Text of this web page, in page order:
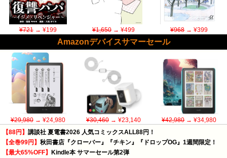
¥721→ ¥199 ¥1,650→ ¥499 ¥968→ ¥399
Amazonデバイスサマーセール
¥29,980→ ¥24,980 ¥30,460→ ¥23,140 ¥42,980→ ¥34,980
【88円】 講談社 夏電書2026 人気コミックスALL88円！
【全巻99円】 秋田書店『クローバー』『チキン』『ドロップOG』1週間限定！
【最大65%OFF】 Kindle本 サマーセール第2弾